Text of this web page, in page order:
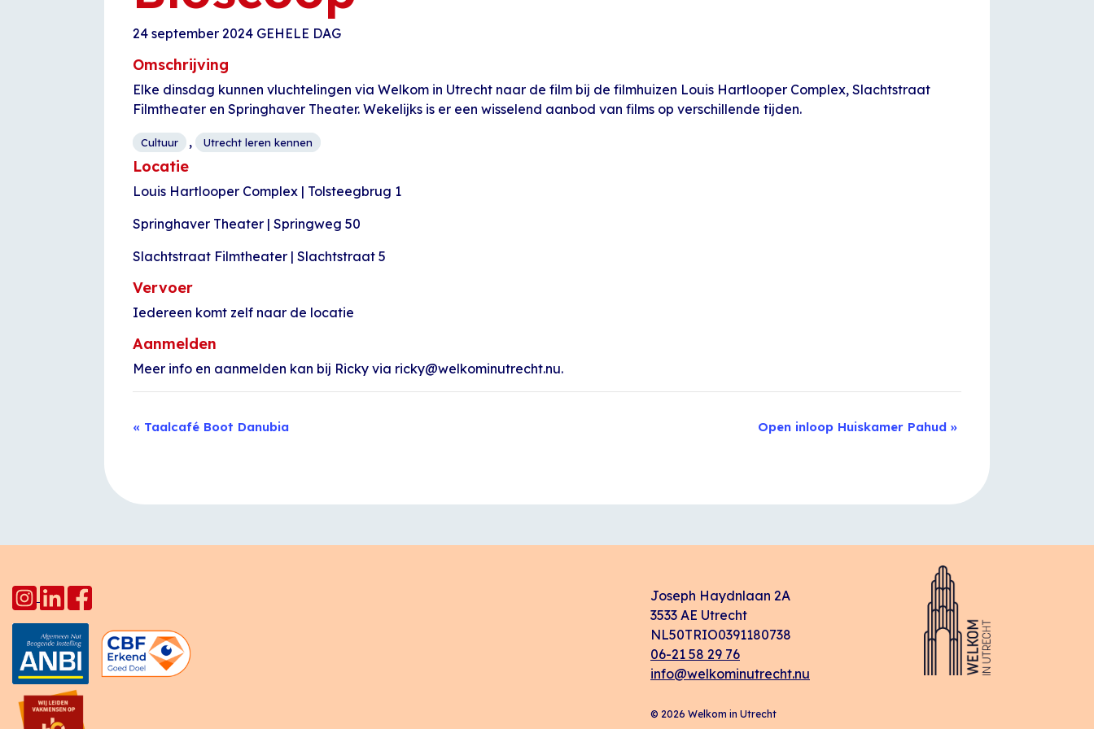
24 september 2024 GEHELE DAG
Omschrijving
Elke dinsdag kunnen vluchtelingen via Welkom in Utrecht naar de film bij de filmhuizen Louis Hartlooper Complex, Slachtstraat
Filmtheater en Springhaver Theater. Wekelijks is er een wisselend aanbod van films op verschillende tijden.
Cultuur , Utrecht leren kennen
Locatie
Louis Hartlooper Complex | Tolsteegbrug 1
Springhaver Theater | Springweg 50
Slachtstraat Filmtheater | Slachtstraat 5
Vervoer
Iedereen komt zelf naar de locatie
Aanmelden
Meer info en aanmelden kan bij Ricky via ricky@welkominutrecht.nu.
Evenement
« Taalcafé Boot Danubia Open inloop Huiskamer Pahud »
Joseph Haydnlaan 2A
3533 AE Utrecht
NL50TRIO0391180738
06-21 58 29 76
info@welkominutrecht.nu
© 2026 Welkom in Utrecht